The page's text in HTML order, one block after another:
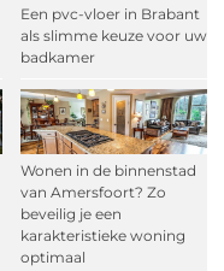
Een pvc-vloer in Brabant
als slimme keuze voor uw
badkamer
Wonen in de binnenstad
van Amersfoort? Zo
beveilig je een
karakteristieke woning
optimaal